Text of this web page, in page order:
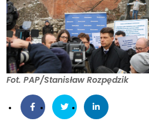
Fot. PAP/Stanisław Rozpędzik